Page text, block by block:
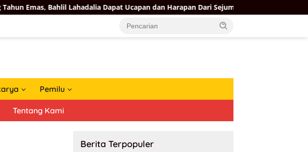
Lahadalia Dapat Ucapan dan Harapan Dari Sejumlah Pengurus DPP Partai Golkar
Pemilu
Tentang Kami
Berita Terpopuler